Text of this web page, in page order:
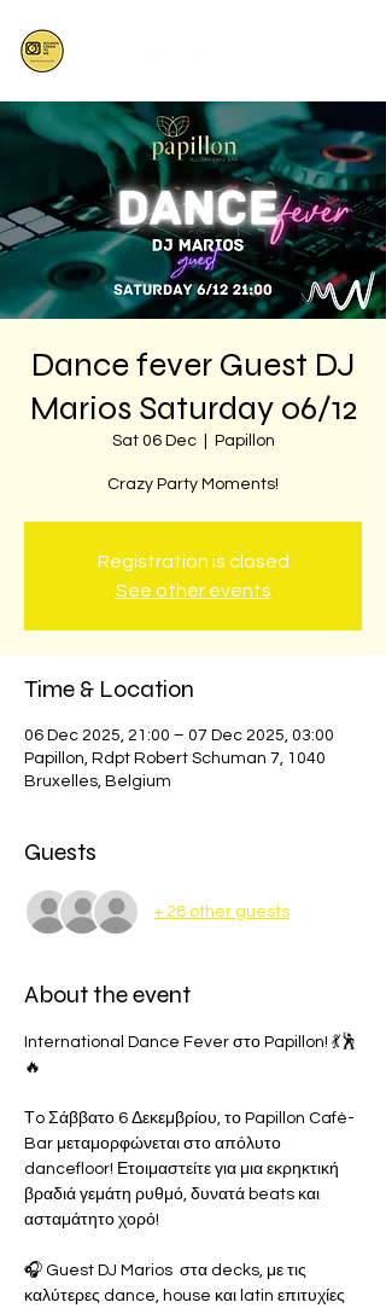
Dance fever Guest DJ
Marios Saturday 06/12
Sat 06 Dec
  |
Papillon
Crazy Party Moments!
Registration is closed
See other events
Time & Location
06 Dec 2025, 21:00 – 07 Dec 2025, 03:00
Papillon, Rdpt Robert Schuman 7, 1040
Bruxelles, Belgium
Guests
+ 28 other guests
About the event
International Dance Fever στο Papillon! 💃🕺
🔥
Τo Σάββατο 6 Δεκεμβρίου, το Papillon Café-
Bar μεταμορφώνεται στο απόλυτο
dancefloor! Ετοιμαστείτε για μια εκρηκτική
βραδιά γεμάτη ρυθμό, δυνατά beats και
ασταμάτητο χορό!
🎧 Guest DJ Marios  στα decks, με τις
καλύτερες dance, house και latin επιτυχίες